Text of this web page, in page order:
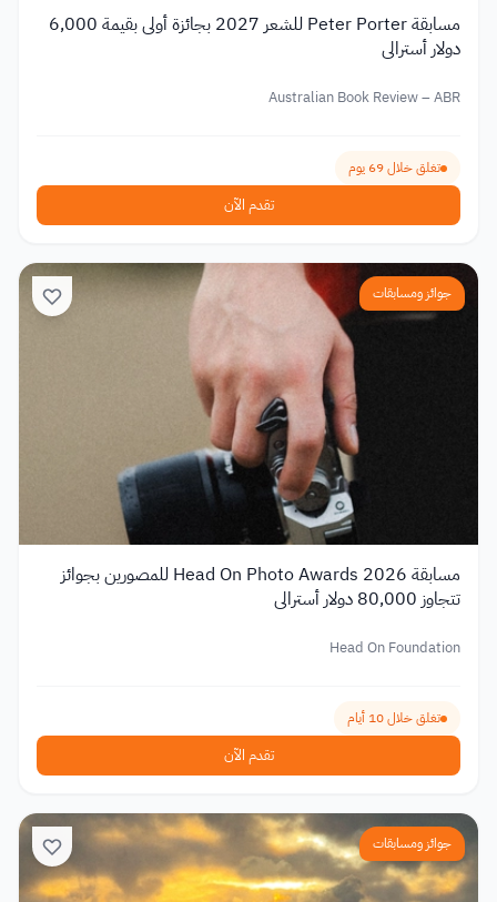
مسابقة Peter Porter للشعر 2027 بجائزة أولى بقيمة 6,000
دولار أسترالي
Australian Book Review – ABR
تغلق خلال 69 يوم
تقدم الآن
جوائز ومسابقات
مسابقة Head On Photo Awards 2026 للمصورين بجوائز
تتجاوز 80,000 دولار أسترالي
Head On Foundation
تغلق خلال 10 أيام
تقدم الآن
جوائز ومسابقات